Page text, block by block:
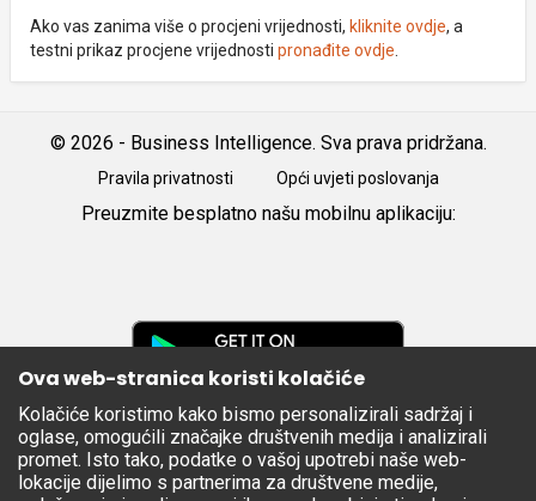
Ako vas zanima više o procjeni vrijednosti, kliknite ovdje, a
testni prikaz procjene vrijednosti pronađite ovdje
© 2026 - Business Intelligence. Sva prava pridržana.
Pravila privatnosti Opći uvjeti poslovanja
Preuzmite besplatno našu mobilnu aplikaciju:
Apple
Store
Ova web-stranica koristi kolačiće
Kolačiće koristimo kako bismo personalizirali sadržaj i
oglase, omogućili značajke društvenih medija i analizirali
promet. Isto tako, podatke o vašoj upotrebi naše web-
lokacije dijelimo s partnerima za društvene medije,